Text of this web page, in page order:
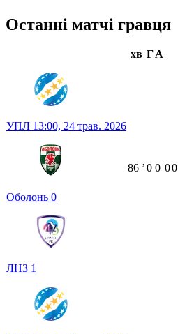
Останні матчі гравця
хв ГА
УПЛ 13:00, 24 трав. 2026
Оболонь 0
ЛНЗ 1
86 ʼ0 0 00